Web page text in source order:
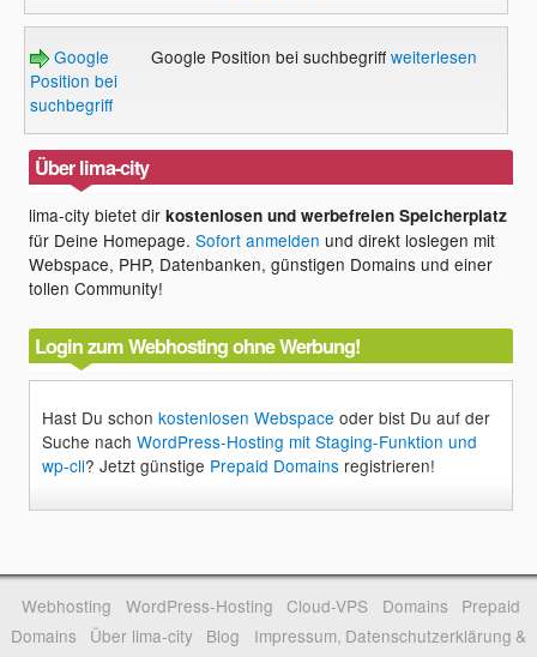
Google
Position bei
suchbegriff
Google Position bei suchbegriff weiterlesen
Über lima-city
lima-city bietet dirkostenlosen und werbefreien Speicherplatz
für Deine Homepage.Sofort anmelden und direkt loslegen mit
Webspace, PHP, Datenbanken, günstigen Domains und einer
tollen Community!
Login zum Webhosting ohne Werbung!
Hast Du schonkostenlosen Webspace oder bist Du auf der
Suche nachWordPress-Hosting mit Staging-Funktion und
wp-cli? Jetzt günstige Prepaid Domains registrieren!
Webhosting WordPress-Hosting Cloud-VPS Domains
Prepaid
Domains
Über lima-city Blog
Impressum, Datenschutzerklärung &